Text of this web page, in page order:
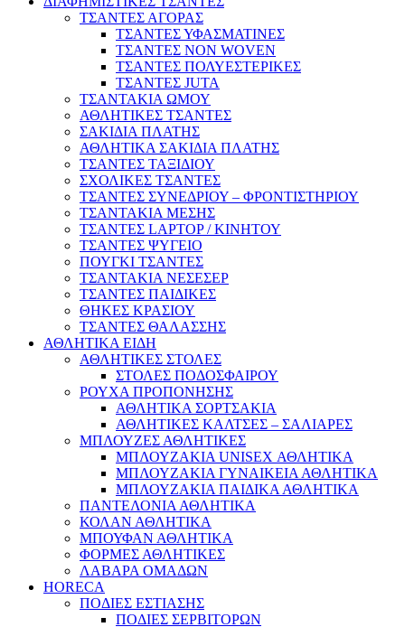
ΤΣΑΝΤΕΣ ΑΓΟΡΑΣ
ΤΣΑΝΤΕΣ ΥΦΑΣΜΑΤΙΝΕΣ
ΤΣΑΝΤΕΣ NON WOVEN
ΤΣΑΝΤΕΣ ΠΟΛΥΕΣΤΕΡΙΚΕΣ
ΤΣΑΝΤΕΣ JUTA
ΤΣΑΝΤΑΚΙΑ ΩΜΟΥ
ΑΘΛΗΤΙΚΕΣ ΤΣΑΝΤΕΣ
ΣΑΚΙΔΙΑ ΠΛΑΤΗΣ
ΑΘΛΗΤΙΚΑ ΣΑΚΙΔΙΑ ΠΛΑΤΗΣ
ΤΣΑΝΤΕΣ ΤΑΞΙΔΙΟΥ
ΣΧΟΛΙΚΕΣ ΤΣΑΝΤΕΣ
ΤΣΑΝΤΕΣ ΣΥΝΕΔΡΙΟΥ – ΦΡΟΝΤΙΣΤΗΡΙΟΥ
ΤΣΑΝΤΑΚΙΑ ΜΕΣΗΣ
ΤΣΑΝΤΕΣ LAPTOP / ΚΙΝΗΤΟΥ
ΤΣΑΝΤΕΣ ΨΥΓΕΙΟ
ΠΟΥΓΚΙ ΤΣΑΝΤΕΣ
ΤΣΑΝΤΑΚΙΑ ΝΕΣΕΣΕΡ
ΤΣΑΝΤΕΣ ΠΑΙΔΙΚΕΣ
ΘΗΚΕΣ ΚΡΑΣΙΟΥ
ΤΣΑΝΤΕΣ ΘΑΛΑΣΣΗΣ
ΑΘΛΗΤΙΚΑ ΕΙΔΗ
ΑΘΛΗΤΙΚΕΣ ΣΤΟΛΕΣ
ΣΤΟΛΕΣ ΠΟΔΟΣΦΑΙΡΟΥ
ΡΟΥΧΑ ΠΡΟΠΟΝΗΣΗΣ
ΑΘΛΗΤΙΚΑ ΣΟΡΤΣΑΚΙΑ
ΑΘΛΗΤΙΚΕΣ ΚΑΛΤΣΕΣ – ΣΑΛΙΑΡΕΣ
ΜΠΛΟΥΖΕΣ ΑΘΛΗΤΙΚΕΣ
ΜΠΛΟΥΖΑΚΙΑ UNISEX ΑΘΛΗΤΙΚΑ
ΜΠΛΟΥΖΑΚΙΑ ΓΥΝΑΙΚΕΙΑ ΑΘΛΗΤΙΚΑ
ΜΠΛΟΥΖΑΚΙΑ ΠΑΙΔΙΚΑ ΑΘΛΗΤΙΚΑ
ΠΑΝΤΕΛΟΝΙΑ ΑΘΛΗΤΙΚΑ
ΚΟΛΑΝ ΑΘΛΗΤΙΚΑ
ΜΠΟΥΦΑΝ ΑΘΛΗΤΙΚΑ
ΦΟΡΜΕΣ ΑΘΛΗΤΙΚΕΣ
ΛΑΒΑΡΑ ΟΜΑΔΩΝ
HORECA
ΠΟΔΙΕΣ ΕΣΤΙΑΣΗΣ
ΠΟΔΙΕΣ ΣΕΡΒΙΤΟΡΩΝ